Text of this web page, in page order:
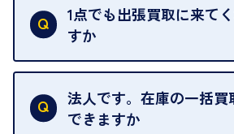
ただし、お品物の種類や量によ
ただくことがあります。
1点でも出張買取に来て
すか
はい。1点でもお伺いします。
法人です。在庫の一括買
できますか